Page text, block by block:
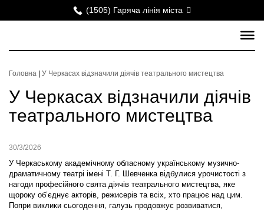
(1505) Гаряча лінія міста
Головна У Черкасах відзначили діячів театрального мистецтва
У Черкасах відзначили діячів
театрального мистецтва
30/3/2026
У Черкаському академічному обласному українському музично-
драматичному театрі імені Т. Г. Шевченка відбулися урочистості з
нагоди професійного свята діячів театрального мистецтва, яке
щороку об’єднує акторів, режисерів та всіх, хто працює над цим.
Попри виклики сьогодення, галузь продовжує розвиватися,